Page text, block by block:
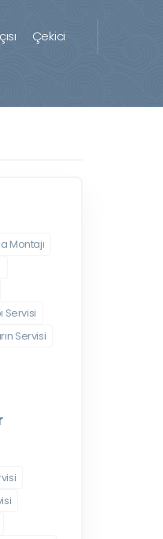
Çekici
Montajı
Servisi
Servisi